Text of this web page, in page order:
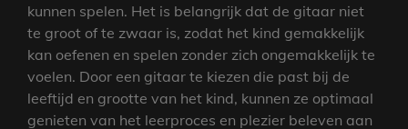
kunnen spelen. Het is belangrijk dat de gitaar niet
te groot of te zwaar is, zodat het kind gemakkelijk
kan oefenen en spelen zonder zich ongemakkelijk te
voelen. Door een gitaar te kiezen die past bij de
leeftijd en grootte van het kind, kunnen ze optimaal
genieten van het leerproces en plezier beleven aan